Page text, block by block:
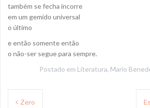
também se fecha incorre
em um gemido universal
o último
e então somente então
o não-ser segue para sempre.
Postado em Literatura, Mario
Navegação
Zero